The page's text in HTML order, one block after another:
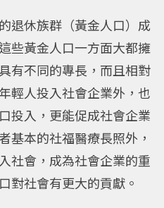
退休族群（黃金人口）成
些黃金人口一方面大都擁
有不同的專長，而且相對
輕人投入社會企業外，也
投入，更能促成社會企業
基本的社福醫療長照外，
社會，成為社會企業的重
對社會有更大的貢獻。